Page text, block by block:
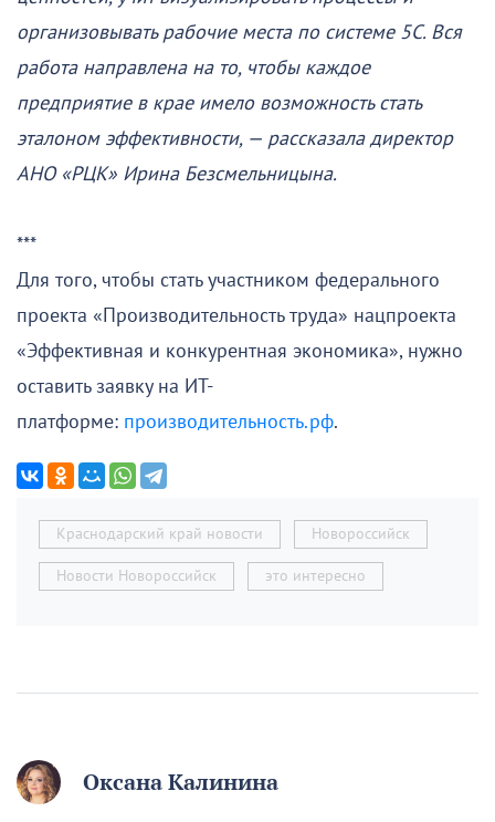
организовывать рабочие места по системе 5С. Вся
работа направлена на то, чтобы каждое
предприятие в крае имело возможность стать
эталоном эффективности, — рассказала директор
АНО «РЦК» Ирина Безсмельницына.
***
Для того, чтобы стать участником федерального
проекта «Производительность труда» нацпроекта
«Эффективная и конкурентная экономика», нужно
оставить заявку на ИТ-
платформе: производительность.рф.
Краснодарский край новости Новороссийск
Новости Новороссийск это интересно
Оксана Калинина